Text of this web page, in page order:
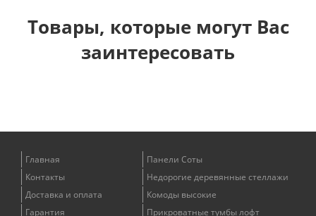
Товары, которые могут Вас
заинтересовать
Главная
Контакты
Доставка и оплата
Гарантия
Панели Соты
Недорогие деревянные стеллажи
Комоды высокие
Прикроватные тумбы лофт